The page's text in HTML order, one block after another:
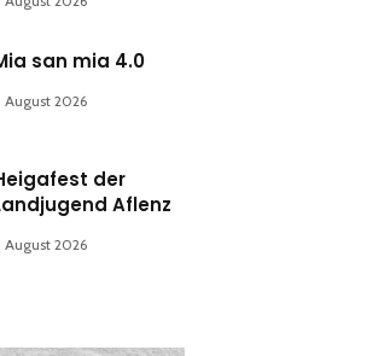
san mia 4.0
August 2026
der
Aflenz
August 2026